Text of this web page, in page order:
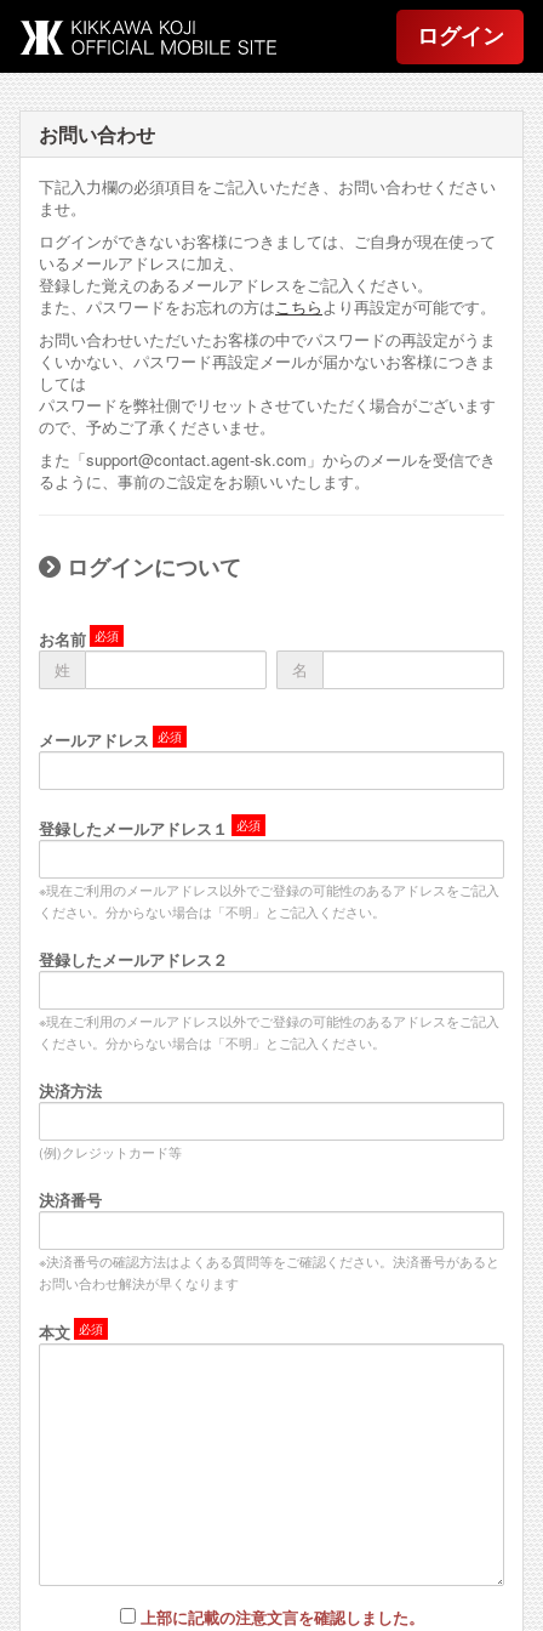
ログイン
お問い合わせ
下記入力欄の必須項目をご記入いただき、お問い合わせください
ませ。
ログインができないお客様につきましては、ご自身が現在使って
いるメールアドレスに加え、
登録した覚えのあるメールアドレスをご記入ください。
また、パスワードをお忘れの方はこちらより再設定が可能です。
お問い合わせいただいたお客様の中でパスワードの再設定がうま
くいかない、パスワード再設定メールが届かないお客様につきま
しては
パスワードを弊社側でリセットさせていただく場合がございます
ので、予めご了承くださいませ。
また「support@contact.agent-sk.com」からのメールを受信でき
るように、事前のご設定をお願いいたします。
ログインについて
お名前
姓
名
メールアドレス
登録したメールアドレス１
※現在ご利用のメールアドレス以外でご登録の可能性のあるアドレスをご記入
ください。分からない場合は「不明」とご記入ください。
登録したメールアドレス２
※現在ご利用のメールアドレス以外でご登録の可能性のあるアドレスをご記入
ください。分からない場合は「不明」とご記入ください。
決済方法
(例)クレジットカード等
決済番号
※決済番号の確認方法はよくある質問等をご確認ください。決済番号があると
お問い合わせ解決が早くなります
本文
上部に記載の注意文言を確認しました。